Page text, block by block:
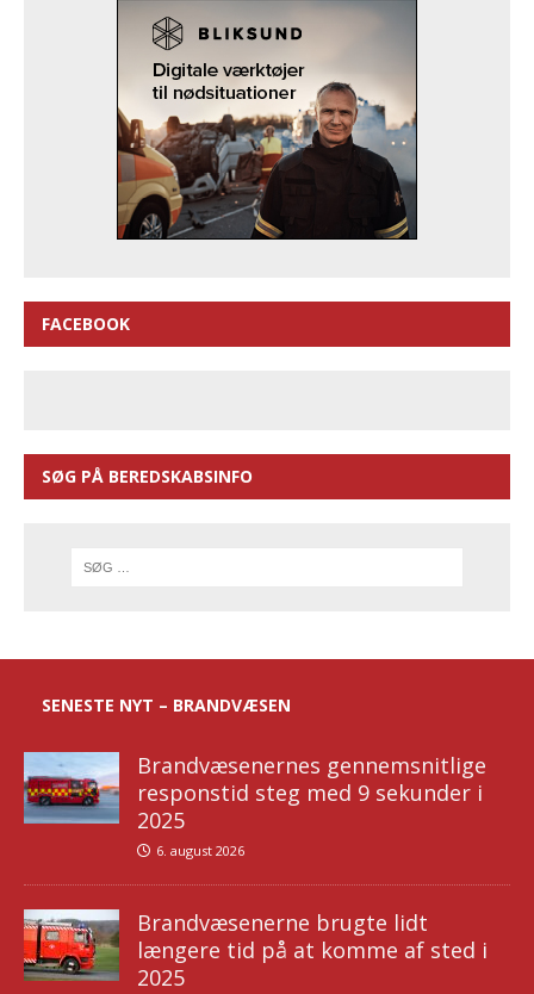
FACEBOOK
SØG PÅ BEREDSKABSINFO
SENESTE NYT – BRANDVÆSEN
Brandvæsenernes gennemsnitlige
responstid steg med 9 sekunder i
2025
6. august 2026
Brandvæsenerne brugte lidt
længere tid på at komme af sted i
2025